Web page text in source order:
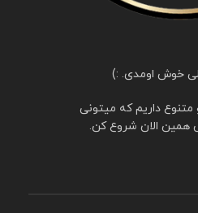
خوش اومدی. :)
داریم که میتونی
همین الان شروع کن.